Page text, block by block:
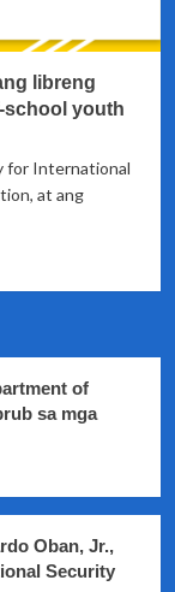
libreng
school youth
for International
at ang
of
sa mga
Oban, Jr.,
Security